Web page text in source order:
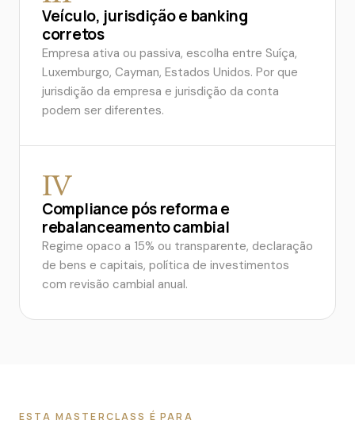
Veículo, jurisdição e banking
corretos
Empresa ativa ou passiva, escolha entre Suíça,
Luxemburgo, Cayman, Estados Unidos. Por que
jurisdição da empresa e jurisdição da conta
podem ser diferentes.
IV
Compliance pós reforma e
rebalanceamento cambial
Regime opaco a 15% ou transparente, declaração
de bens e capitais, política de investimentos
com revisão cambial anual.
ESTA MASTERCLASS É PARA